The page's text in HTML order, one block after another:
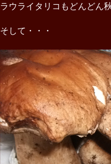
ラウライタリコもどんどん
そして・・・